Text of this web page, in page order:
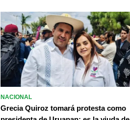
NACIONAL
Grecia Quiroz tomará protesta como